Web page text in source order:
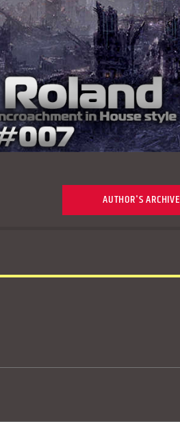
AUTHOR'S ARCHIVE